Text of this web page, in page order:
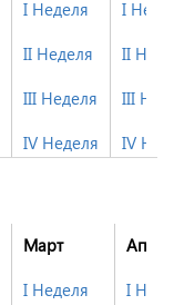
I Неделя
II Неделя
III Неделя
IV Неделя
I
II
III
IV
Март
I Неделя
I